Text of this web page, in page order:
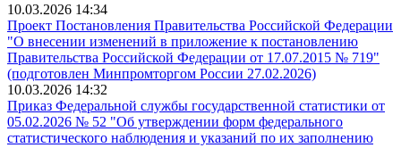
10.03.2026 14:34
Проект Постановления Правительства Российской Федерации
"О внесении изменений в приложение к постановлению
Правительства Российской Федерации от 17.07.2015 № 719"
(подготовлен Минпромторгом России 27.02.2026)
10.03.2026 14:32
Приказ Федеральной службы государственной статистики от
05.02.2026 № 52 "Об утверждении форм федерального
статистического наблюдения и указаний по их заполнению